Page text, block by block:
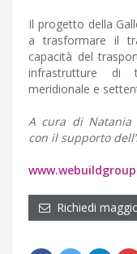
Il progetto della
a trasformare il
capacità del
infrastrutture di
meridionale e
A cura di Natania
con il supporto
Richiedi